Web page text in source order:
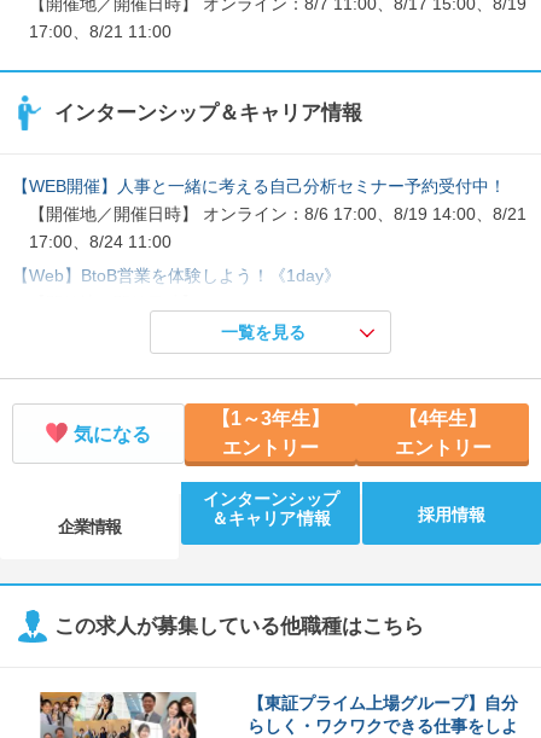
【開催地／開催日時】 オンライン：8/7 11:00、8/17 15:00、8/19
17:00、8/21 11:00
インターンシップ＆キャリア情報
【WEB開催】人事と一緒に考える自己分析セミナー予約受付中！
【開催地／開催日時】 オンライン：8/6 17:00、8/19 14:00、8/21
17:00、8/24 11:00
【Web】BtoB営業を体験しよう！《1day》
8 11:00
【WEB/選考直結】70分企業説明会～ウィルオブを知ろう！～
【開催地／開催日時】 オンライン：8/7 17:00、8/18 13:00、8/20
一覧を見る
気になる
【1～3年生】
エントリー
【4年生】
エントリー
企業情報
インターンシップ
＆キャリア情報
採用情報
この求人が募集している他職種はこちら
【東証プライム上場グループ】自分
らしく・ワクワクできる仕事をしよ